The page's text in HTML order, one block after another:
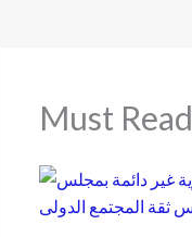
Must Read